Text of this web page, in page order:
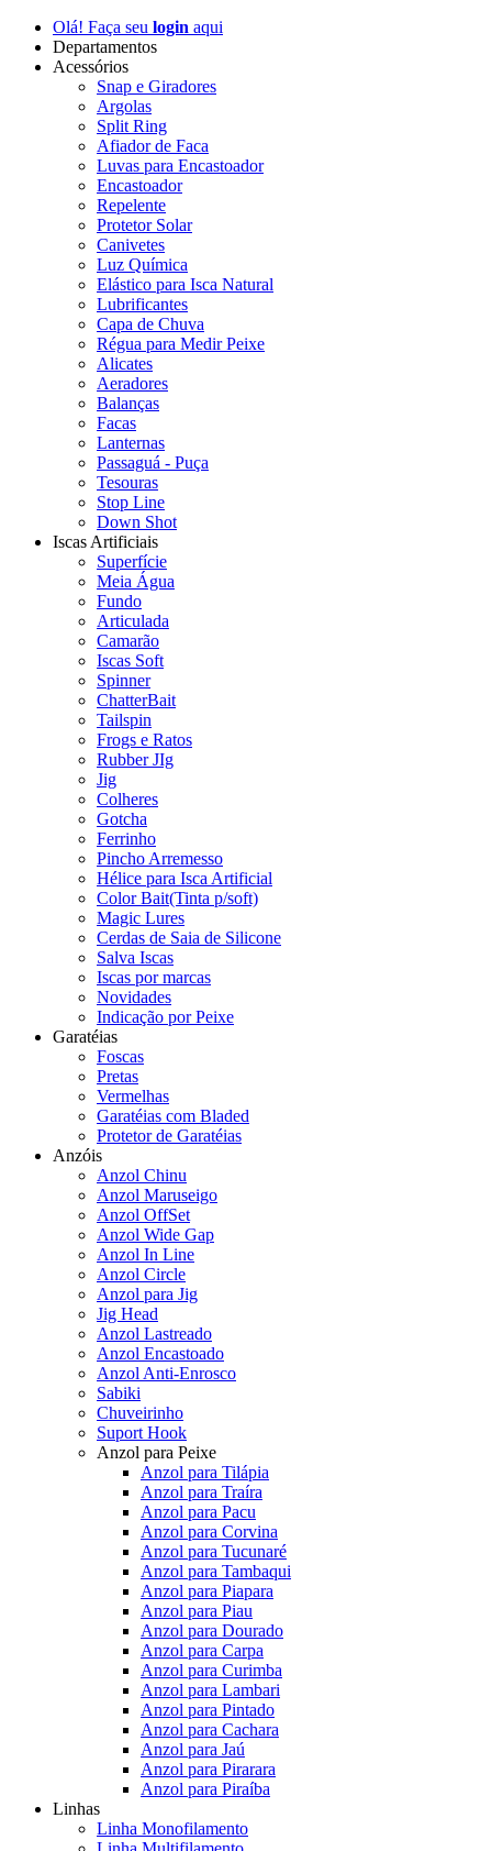
Olá! Faça seu login aqui
Departamentos
Acessórios
Snap e Giradores
Argolas
Split Ring
Afiador de Faca
Luvas para Encastoador
Encastoador
Repelente
Protetor Solar
Canivetes
Luz Química
Elástico para Isca Natural
Lubrificantes
Capa de Chuva
Régua para Medir Peixe
Alicates
Aeradores
Balanças
Facas
Lanternas
Passaguá - Puça
Tesouras
Stop Line
Down Shot
Iscas Artificiais
Superfície
Meia Água
Fundo
Articulada
Camarão
Iscas Soft
Spinner
ChatterBait
Tailspin
Frogs e Ratos
Rubber JIg
Jig
Colheres
Gotcha
Ferrinho
Pincho Arremesso
Hélice para Isca Artificial
Color Bait(Tinta p/soft)
Magic Lures
Cerdas de Saia de Silicone
Salva Iscas
Iscas por marcas
Novidades
Indicação por Peixe
Garatéias
Foscas
Pretas
Vermelhas
Garatéias com Bladed
Protetor de Garatéias
Anzóis
Anzol Chinu
Anzol Maruseigo
Anzol OffSet
Anzol Wide Gap
Anzol In Line
Anzol Circle
Anzol para Jig
Jig Head
Anzol Lastreado
Anzol Encastoado
Anzol Anti-Enrosco
Sabiki
Chuveirinho
Suport Hook
Anzol para Peixe
Anzol para Tilápia
Anzol para Traíra
Anzol para Pacu
Anzol para Corvina
Anzol para Tucunaré
Anzol para Tambaqui
Anzol para Piapara
Anzol para Piau
Anzol para Dourado
Anzol para Carpa
Anzol para Curimba
Anzol para Lambari
Anzol para Pintado
Anzol para Cachara
Anzol para Jaú
Anzol para Pirarara
Anzol para Piraíba
Linhas
Linha Monofilamento